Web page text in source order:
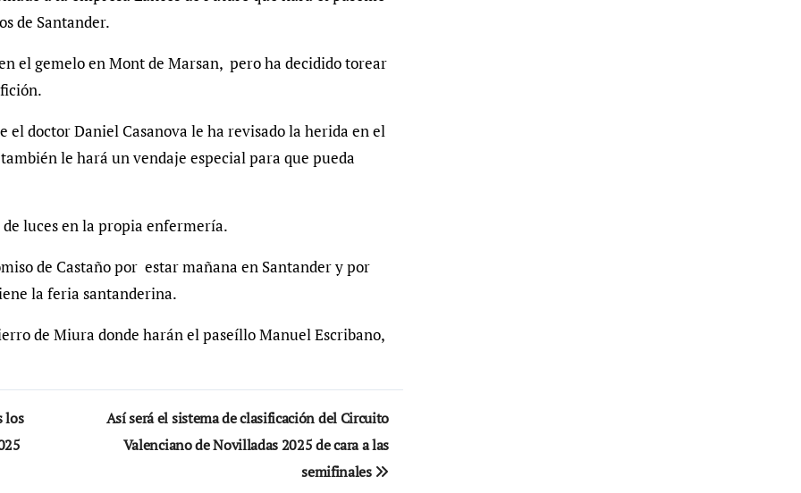
de Santander.
el gemelo en Mont de Marsan, pero ha decidido torear
el doctor Daniel Casanova le ha revisado la herida en el
le hará un vendaje especial para que pueda
luces en la propia enfermería.
de Castaño por estar mañana en Santander y por
la feria santanderina.
de Miura donde harán el paseíllo Manuel Escribano,
los
Así será el sistema de clasificación del Circuito
Valenciano de Novilladas 2025 de cara a las
semifinales